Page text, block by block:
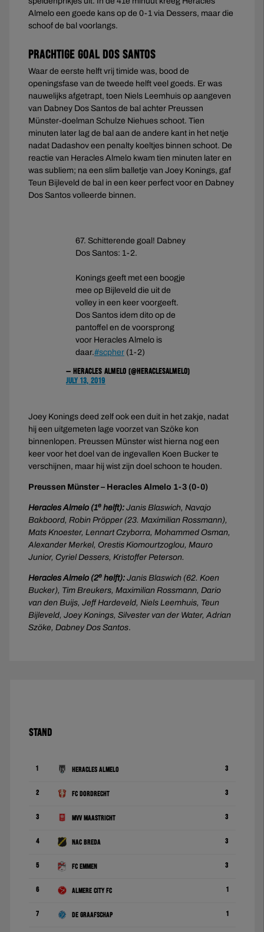
Almelo een goede kans op de 0-1 via Dessers, maar die
schoof de bal voorlangs.
Prachtige goal Dos Santos
Waar de eerste helft vrij timide was, bood de
openingsfase van de tweede helft veel goeds. Er was
nauwelijks afgetrapt, toen Niels Leemhuis op aangeven
van Dabney Dos Santos de bal achter Preussen
Münster-doelman Schulze Niehues schoot. Tien
minuten later lag de bal aan de andere kant in het netje
nadat Dadashov een penalty koeltjes binnen schoot. De
reactie van Heracles Almelo kwam tien minuten later en
was subliem; na een slim balletje van Joey Konings, gaf
Teun Bijleveld de bal in een keer perfect voor en Dabney
Dos Santos volleerde binnen.
67. Schitterende goal! Dabney
Dos Santos: 1-2.
Konings geeft met een boogje
mee op Bijleveld die uit de
volley in een keer voorgeeft.
Dos Santos idem dito op de
pantoffel en de voorsprong
voor Heracles Almelo is
daar.#scpher (1-2)
— Heracles Almelo (@HeraclesAlmelo)
July 13, 2019
Joey Konings deed zelf ook een duit in het zakje, nadat
hij een uitgemeten lage voorzet van Szöke kon
binnenlopen. Preussen Münster wist hierna nog een
keer voor het doel van de ingevallen Koen Bucker te
verschijnen, maar hij wist zijn doel schoon te houden.
Preussen Münster – Heracles Almelo 1-3 (0-0)
Heracles Almelo (1e helft): Janis Blaswich, Navajo
Bakboord, Robin Pröpper (23. Maximilian Rossmann),
Mats Knoester, Lennart Czyborra, Mohammed Osman,
Alexander Merkel, Orestis Kiomourtzoglou, Mauro
Junior, Cyriel Dessers, Kristoffer Peterson.
Heracles Almelo (2e helft): Janis Blaswich (62. Koen
Bucker), Tim Breukers, Maximilian Rossmann, Dario
van den Buijs, Jeff Hardeveld, Niels Leemhuis, Teun
Bijleveld, Joey Konings, Silvester van der Water, Adrian
Szöke, Dabney Dos Santos.
STAND
1 Heracles Almelo 3
2 FC Dordrecht 3
3 MVV Maastricht 3
4 NAC Breda 3
5 FC Emmen 3
6 Almere City FC 1
7 De Graafschap 1